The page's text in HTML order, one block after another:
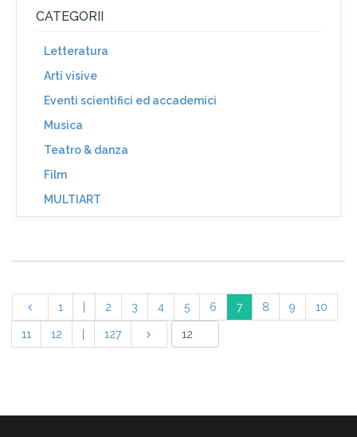
CATEGORII
Letteratura
Arti visive
Eventi scientifici ed accademici
Musica
Teatro & danza
Film
MULTIART
1 2 3 4 5 6 7 8 9 10
11 12 127